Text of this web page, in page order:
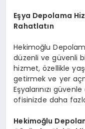
Eşya Depolama
Rahatlatın
Hekimoğlu
düzenli ve güvenli
hizmet, özellikle
getirmek ve yer
Eşyalarınızı
ofisinizde daha
Hekimoğlu